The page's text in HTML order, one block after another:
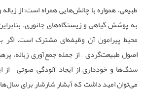
طبیعی، همواره با چالش‌هایی همراه است؛ از
به پوشش گیاهی و زیستگاه‌های جانوری.
محیط پیرامون آن وظیفه‌ای مشترک است. اگر
اصول طبیعت‌گردی – از جمله جمع‌آوری زباله،
سنگ‌ها و خودداری از ایجاد آلودگی صوتی – از
می‌توان امید داشت که آبشار شارشار برای